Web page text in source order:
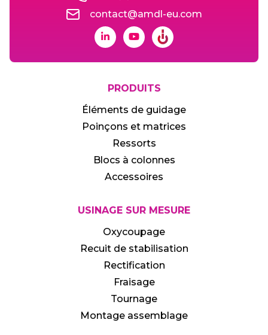
contact@amdl-eu.com
PRODUITS
Éléments de guidage
Poinçons et matrices
Ressorts
Blocs à colonnes
Accessoires
USINAGE SUR MESURE
Oxycoupage
Recuit de stabilisation
Rectification
Fraisage
Tournage
Montage assemblage